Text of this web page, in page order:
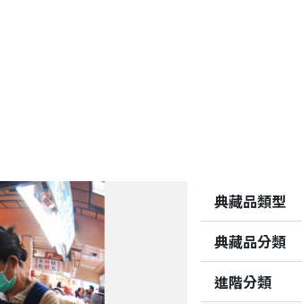
典藏品類型
典藏品分類
進階分類